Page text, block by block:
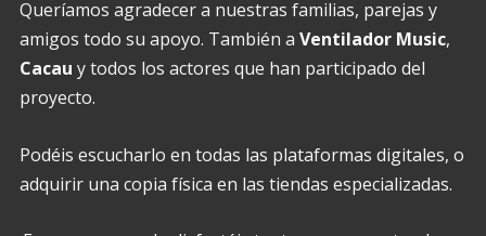
Queríamos agradecer a nuestras familias, parejas y
amigos todo su apoyo. También a Ventilador Music,
Cacau y todos los actores que han participado del
proyecto.
Podéis escucharlo en todas las plataformas digitales, o
adquirir una copia física en las tiendas especializadas.